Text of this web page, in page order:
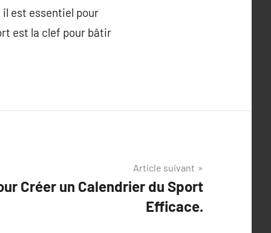
il est essentiel pour
est la clef pour bâtir
Article suivant
Créer un Calendrier du Sport
Efficace.